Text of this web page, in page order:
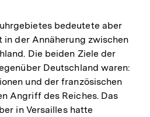
bedeutete aber
der Annäherung zwischen
Die beiden Ziele der
Deutschland waren:
und der französischen
Angriff des Reiches. Das
in Versailles hatte